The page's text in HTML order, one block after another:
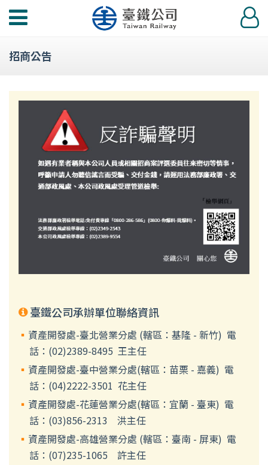
功
選
登
入
招商公告
臺鐵公司承辦單位聯絡資訊
資產開發處-臺北營業分處 (轄區：基隆 - 新竹) 電
話：(02)2389-8495 王主任
資產開發處-臺中營業分處(轄區：苗栗 - 嘉義) 電
話：(04)2222-3501 花主任
資產開發處-花蓮營業分處(轄區：宜蘭 - 臺東) 電
話：(03)856-2313 洪主任
資產開發處-高雄營業分處 (轄區：臺南 - 屏東) 電
話：(07)235-1065 許主任